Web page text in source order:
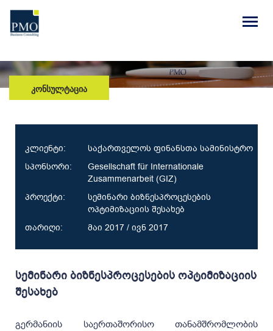
ᲙᲝᲜᲡᲣᲚᲢᲐᲪᲘᲐ
კლიენტი:
საქართველოს ფინანსთა სამინისტრო
სპონსორი:
Gesellschaft für Internationale
Zusammenarbeit (GIZ)
პროექტი:
სემინარი ბიზნესპროცესების
ოპტიმიზაციის შესახებ
თარიღი:
მაი 2017 / ივნ 2017
სემინარი ბიზნესპროცესების ოპტიმიზაციის
შესახებ
გერმანიის საერთაშორისო თანამშრომლობის